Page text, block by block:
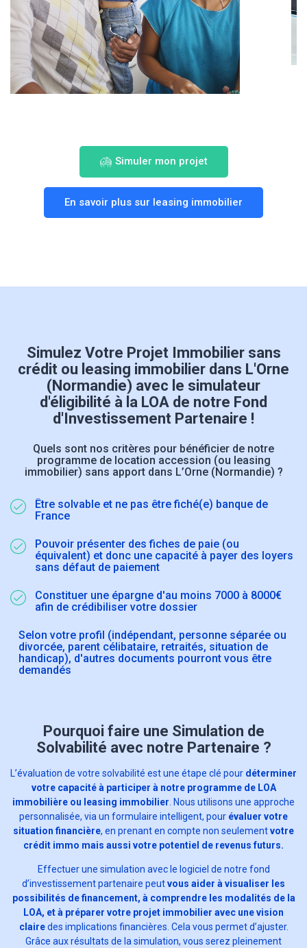
Simuler mon projet
En savoir plus sur leasing immobilier
Simulez Votre Projet Immobilier sans
crédit ou leasing immobilier dans L'Orne
(Normandie) avec le simulateur
d'éligibilité à la LOA de notre Fond
d'Investissement Partenaire !
Quels sont nos critères pour bénéficier de notre
programme de location accession (ou leasing
immobilier) sans apport dans L’Orne (Normandie) ?
Être solvable et ne pas être fiché(e) banque de
France
Pouvoir présenter des fiches de paie (ou
équivalent) et donc une capacité à payer des loyers
sans défaut de paiement
Constituer une épargne d'au moins 7000 à 8000€
afin de crédibiliser votre dossier
Selon votre profil (indépendant, personne séparée ou
divorcée, parent célibataire, retraités, situation de
handicap), d'autres documents pourront vous être
demandés
Pourquoi faire une Simulation de
Solvabilité avec notre Partenaire ?
L’évaluation de votre solvabilité est une étape clé pour déterminer
votre capacité à participer à notre programme de LOA
immobilière ou leasing immobilier . Nous utilisons une approche
personnalisée, via un formulaire intelligent, pour évaluer votre
situation financière, en prenant en compte non seulementvotre
crédit immo mais aussi votre potentiel de revenus futurs.
Effectuer une simulation avec le logiciel de notre fond
d’investissement partenaire peutvous aider à visualiser les
possibilités de financement, à comprendre les modalités de la
LOA, et à préparer votre projet immobilier avec une vision
clairedes implications financières. Cela vous permet d’ajuster.
Grâce aux résultats de la simulation, vous serez pleinement